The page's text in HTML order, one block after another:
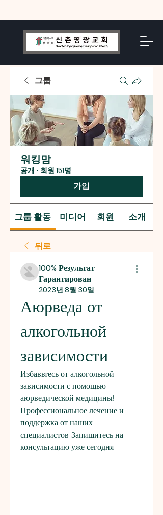
그룹
워킹맘
공개 · 회원 151명
가입
그룹 활동 미디어 회원 소개
뒤로
100% Результат
Гарантирован
2023년 8월 30일
Аюрведа от
алкогольной
зависимости
Избавьтесь от алкогольной
зависимости с помощью
аюрведической медицины!
Профессиональное лечение и
поддержка от наших
специалистов. Запишитесь на
консультацию уже сегодня.